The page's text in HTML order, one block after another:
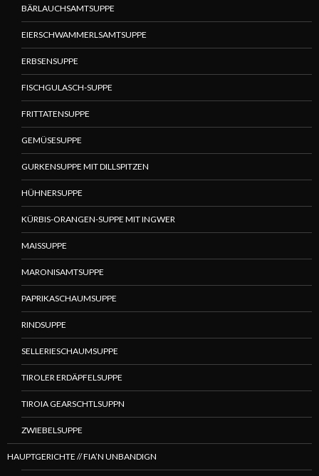
BÄRLAUCHSAMTSUPPE
EIERSCHWAMMERLSAMTSUPPE
ERBSENSUPPE
FISCHGULASCH-SUPPE
FRITTATENSUPPE
GEMÜSESUPPE
GURKENSUPPE MIT DILLSPITZEN
HÜHNERSUPPE
KÜRBIS-ORANGEN-SUPPE MIT INGWER
MAISSUPPE
MARONISAMTSUPPE
PAPRIKASCHAUMSUPPE
RINDSUPPE
SELLERIESCHAUMSUPPE
TIROLER ERDÄPFELSUPPE
TIROIA GEARSCHTLSUPPN
ZWIEBELSUPPE
HAUPTGERICHTE // FIA’N UNBANDIGN